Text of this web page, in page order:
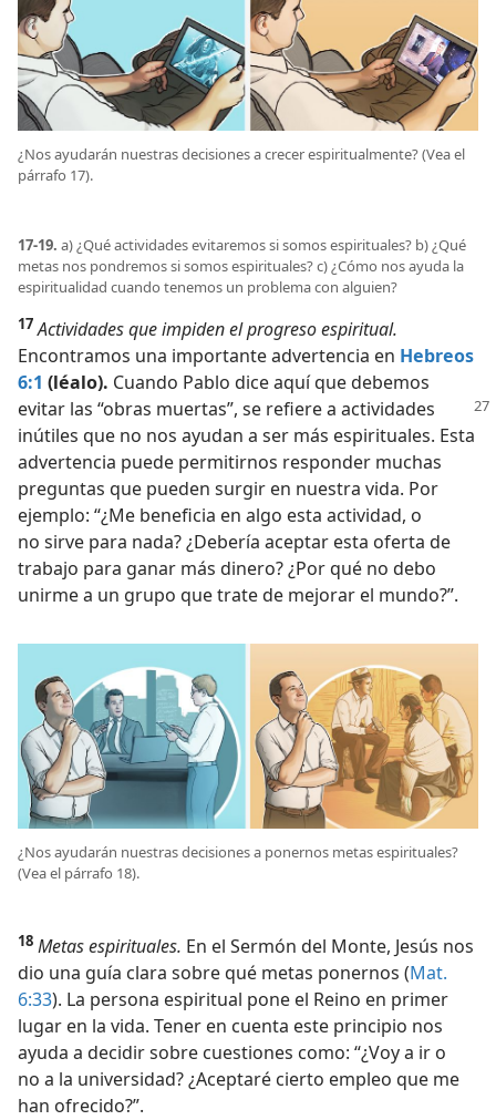
¿Nos ayudarán nuestras decisiones a crecer espiritualmente? (Vea el
párrafo 17).
17-19. a) ¿Qué actividades evitaremos si somos espirituales? b) ¿Qué
metas nos pondremos si somos espirituales? c) ¿Cómo nos ayuda la
espiritualidad cuando tenemos un problema con alguien?
17 Actividades que impiden el progreso espiritual.
Encontramos una importante advertencia en Hebreos
6:1 (léalo). Cuando Pablo dice aquí que debemos
evitar las “obras muertas”, se refiere a actividades
inútiles que no nos ayudan a ser más espirituales. Esta
advertencia puede permitirnos responder muchas
preguntas que pueden surgir en nuestra vida. Por
ejemplo: “¿Me beneficia en algo esta actividad, o
no sirve para nada? ¿Debería aceptar esta oferta de
trabajo para ganar más dinero? ¿Por qué no debo
unirme a un grupo que trate de mejorar el mundo?”.
¿Nos ayudarán nuestras decisiones a ponernos metas espirituales?
(Vea el párrafo 18).
18 Metas espirituales. En el Sermón del Monte, Jesús nos
dio una guía clara sobre qué metas ponernos (Mat.
6:33). La persona espiritual pone el Reino en primer
lugar en la vida. Tener en cuenta este principio nos
ayuda a decidir sobre cuestiones como: “¿Voy a ir o
no a la universidad? ¿Aceptaré cierto empleo que me
han ofrecido?”.